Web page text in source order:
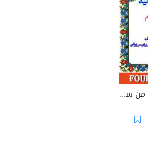
المفاهيم القرآنية من سورة البلد